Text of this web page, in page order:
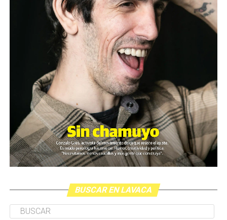
BUSCAR EN LAVACA